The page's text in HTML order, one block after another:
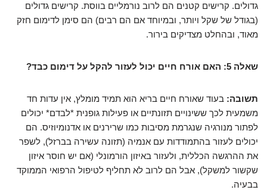
גדולים. קרישים קטנים הם לרוב נורמליים בווסת. קרישים גדולים
(בגודל של שקל ויותר, ובמיוחד אם הם רבים) הם סימן לדימום חזק
מאוד, ובהחלט מצדיקים בירור.
שאלה 5: האם אורח חיים יכול לעזור להקל על דימום כבד?
תשובה: בעוד שאורח חיים בריא הוא תמיד מומלץ, אין עדות חד
משמעית לכך ששינויים תזונתיים או פעילות גופנית *לבדם* יכולים
לפתור מנורגיה שנגרמת מסיבות כמו שרירנים או אדנומיוזיס. הם
יכולים לעזור בהתמודדות עם אנמיה (תזונה עשירה בברזל), לשפר
את ההרגשה הכללית, ולעזור באיזון הורמונלי (אם יש חוסר איזון
שקשור למשקל), אבל הם לרוב לא תחליף לטיפול הרפואי הממוקד
בבעיה.